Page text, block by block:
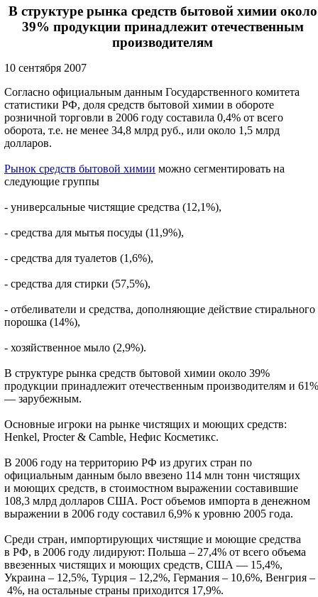
В структуре рынка средств бытовой химии около
39% продукции принадлежит отечественным
производителям
10 сентября 2007
Согласно официальным данным Государственного комитета
статистики РФ, доля средств бытовой химии в обороте
розничной торговли в 2006 году составила 0,4% от всего
оборота, т.е. не менее 34,8 млрд руб., или около 1,5 млрд
долларов.
Рынок средств бытовой химии можно сегментировать на
следующие группы
- универсальные чистящие средства (12,1%),
- средства для мытья посуды (11,9%),
- средства для туалетов (1,6%),
- средства для стирки (57,5%),
- отбеливатели и средства, дополняющие действие стирального
порошка (14%),
- хозяйственное мыло (2,9%).
В структуре рынка средств бытовой химии около 39%
продукции принадлежит отечественным производителям и 61%
— зарубежным.
Основные игроки на рынке чистящих и моющих средств:
Henkel, Procter & Camble, Нефис Косметикс.
В 2006 году на территорию РФ из других стран по
официальным данным было ввезено 114 млн тонн чистящих
и моющих средств, в стоимостном выражении составившие
108,3 млрд долларов США. Рост объемов импорта в денежном
выражении в 2006 году составил 6,9% к уровню 2005 года.
Среди стран, импортирующих чистящие и моющие средства
в РФ, в 2006 году лидируют: Польша – 27,4% от всего объема
ввезенных чистящих и моющих средств, США — 15,4%,
Украина – 12,5%, Турция – 12,2%, Германия – 10,6%, Венгрия –
4%, на остальные страны приходится 17,9%.